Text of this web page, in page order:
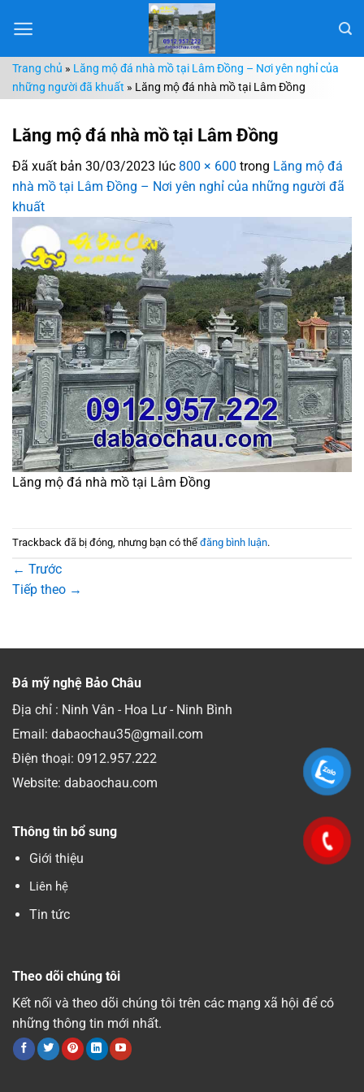
đến
dungTrang chủ » Lăng mộ đá nhà mồ tại Lâm Đồng – Nơi yên nghỉ của
những người đã khuất » Lăng mộ đá nhà mồ tại Lâm Đồng
Lăng mộ đá nhà mồ tại Lâm Đồng
Đã xuất bản 30/03/2023 lúc 800 × 600 trong Lăng mộ đá
nhà mồ tại Lâm Đồng – Nơi yên nghỉ của những người đã
khuất
Lăng mộ đá nhà mồ tại Lâm Đồng
Trackback đã bị đóng, nhưng bạn có thể đăng bình luận.
← Trước
Tiếp theo →
Đá mỹ nghệ Bảo Châu
Địa chỉ : Ninh Vân - Hoa Lư - Ninh Bình
Email: dabaochau35@gmail.com
Điện thoại: 0912.957.222
Website: dabaochau.com
Thông tin bổ sung
Giới thiệu
Liên hệ
Tin tức
Theo dõi chúng tôi
Kết nối và theo dõi chúng tôi trên các mạng xã hội để có
những thông tin mới nhất.